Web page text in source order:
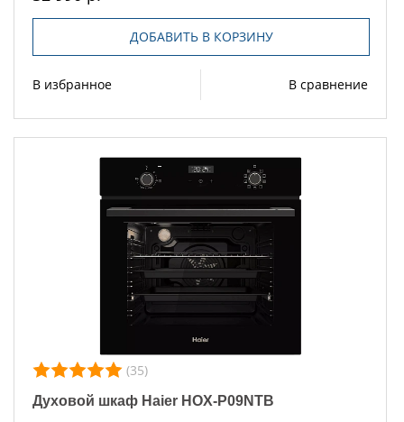
ДОБАВИТЬ В КОРЗИНУ
В избранное В сравнение
(35)
Духовой шкаф Haier HOX-P09NTB